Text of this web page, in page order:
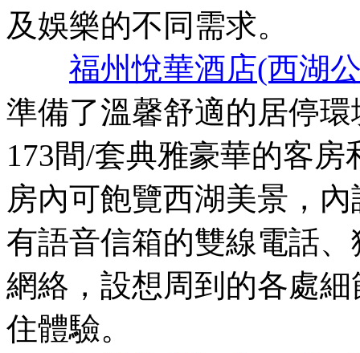
及娛樂的不同需求。
福州悅華酒店(西湖
準備了溫馨舒適的居停
173間/套典雅豪華的客
房內可飽覽西湖美景，
有語音信箱的雙線電話
網絡，設想周到的各處
住體驗。